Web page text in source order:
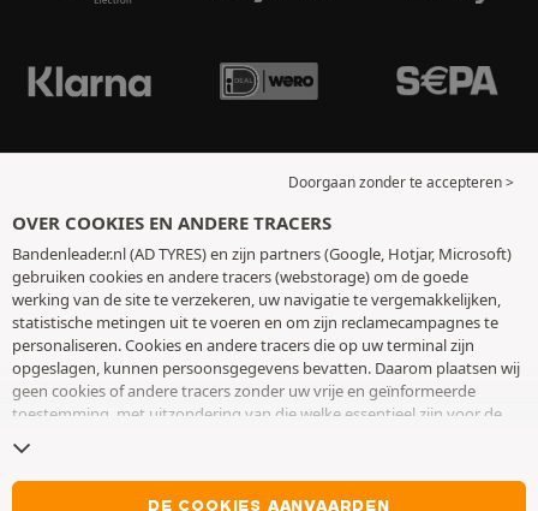
Doorgaan zonder te accepteren >
OVER COOKIES EN ANDERE TRACERS
Bandenleader.nl (AD TYRES) en zijn partners (Google, Hotjar, Microsoft)
gebruiken cookies en andere tracers (webstorage) om de goede
werking van de site te verzekeren, uw navigatie te vergemakkelijken,
statistische metingen uit te voeren en om zijn reclamecampagnes te
personaliseren. Cookies en andere tracers die op uw terminal zijn
opgeslagen, kunnen persoonsgegevens bevatten. Daarom plaatsen wij
geen cookies of andere tracers zonder uw vrije en geïnformeerde
toestemming, met uitzondering van die welke essentieel zijn voor de
toestemming op elk moment intrekken door naar de pagina over
cookies en andere tracerste gaan. U kunt ervoor kiezen om verder te
surfen zonder het deponeren van cookies of andere tracers te
DE COOKIES AANVAARDEN